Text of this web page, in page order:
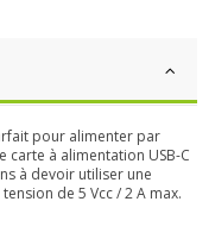
pour alimenter par
carte à alimentation USB-C
à devoir utiliser une
de 5 Vcc / 2 A max.